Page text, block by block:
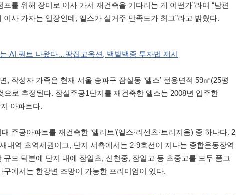
프를 위해 장미로 이사 가서 재건축을 기다리는 게 어떤가”라며 “남편
이사 가자는 입장인데, 엘스가 실거주 만족도가 최고”라고 밝혔다.
AI 퀀트 나왔다…땅집고옥션, 백발백중 투자법 제시
, 작성자 가족은 현재 서울 송파구 잠실동 ‘엘스’ 전용면적 59㎡(25평
으로 추정된다. 잠실주공1단지를 재건축한 엘스는 2008년 입주한
아파트다.
주공아파트를 재건축한 ‘엘리트’(엘스·리센츠·트리지움) 중 하나다. 2
내역 초역세권이고, 단지 서측에서는 2·9호선이 지나는 종합운동장역
규모 덕분에 단지 내에 잠일초, 신천중, 잠일고 등 초중고를 모두 품고
구에서는 한강변 조망이 가능한 프리미엄이 있다.